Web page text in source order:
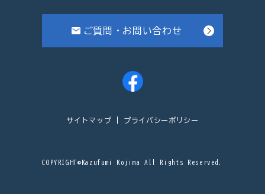
ご質問・お問い合わせ
サイトマップ プライバシーポリシー
COPYRIGHT©Kazufumi Kojima All Rights Reserved.